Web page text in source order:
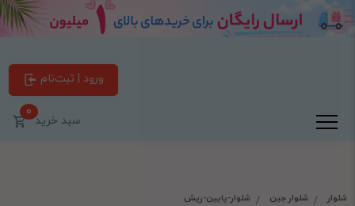
ورود | ثبت‌نام
سبد خرید0
شلوار شلوار جین شلوار-پایین-ریش